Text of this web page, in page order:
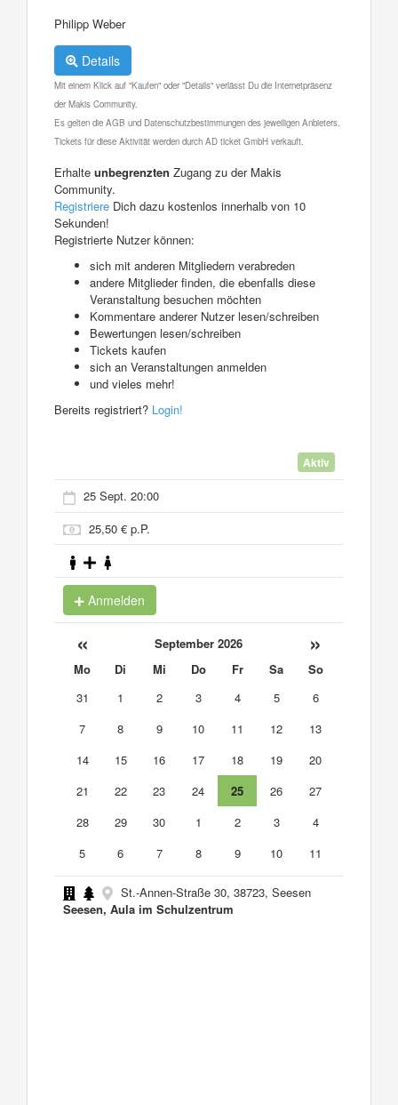
Philipp Weber
Details
Mit einem Klick auf "Kaufen" oder "Details" verlässt Du die Internetpräsenz
der Makis Community.
Es gelten die AGB und Datenschutzbestimmungen des jeweiligen Anbieters.
Tickets für diese Aktivität werden durch AD ticket GmbH verkauft.
Erhalte unbegrenzten Zugang zu der Makis
Community.
Registriere Dich dazu kostenlos innerhalb von 10
Sekunden!
Registrierte Nutzer können:
sich mit anderen Mitgliedern verabreden
andere Mitglieder finden, die ebenfalls diese
Veranstaltung besuchen möchten
Kommentare anderer Nutzer lesen/schreiben
Bewertungen lesen/schreiben
Tickets kaufen
sich an Veranstaltungen anmelden
und vieles mehr!
Bereits registriert? Login!
Aktiv
25 Sept. 20:00
25,50 € p.P.
Anmelden
« September 2026 »
Mo Di Mi Do Fr Sa
So
31
1 2 3 4 5
6
7
8 9 10 11 12
13
14
15 16 17 18 19
20
21
22 23 24 25 26
27
28
29 30 1 2 3
4
5
6 7 8 9 10 11
St.-Annen-Straße 30, 38723, Seesen
Seesen, Aula im Schulzentrum